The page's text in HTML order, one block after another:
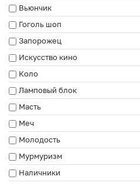
Вьюнчик
Гоголь шоп
Запорожец
Искусство кино
Коло
Ламповый блок
Масть
Меч
Молодость
Мурмуризм
Наличники